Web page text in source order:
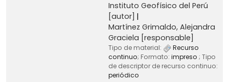
Instituto Geofísico del Perú
[autor]
Martínez Grimaldo, Alejandra
Graciela [responsable]
Tipo de material:
Recurso
continuo; Formato: impreso ; Tipo
de descriptor de recurso continuo:
periódico